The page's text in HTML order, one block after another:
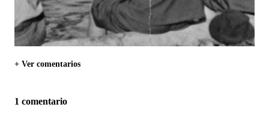
+ Ver comentarios
1 comentario